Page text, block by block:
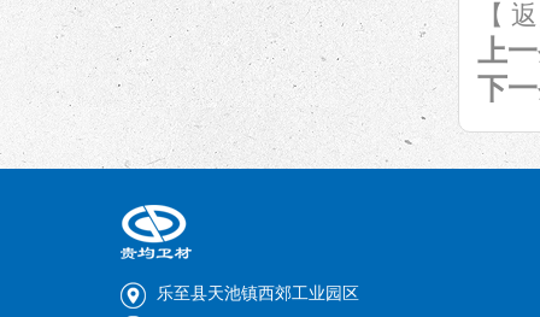
【
上
下
乐至县天池镇西郊工业园区